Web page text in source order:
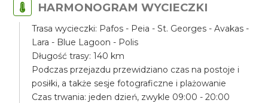
HARMONOGRAM WYCIECZKI
Trasa wycieczki: Pafos - Peia - St. Georges - Avakas -
Lara - Blue Lagoon - Polis
Długość trasy: 140 km
Podczas przejazdu przewidziano czas na postoje i
posiłki, a także sesje fotograficzne i plażowanie
Czas trwania: jeden dzień, zwykle 09:00 - 20:00